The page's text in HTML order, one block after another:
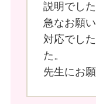
説明でした
急なお願
対応でし
た。
先生にお